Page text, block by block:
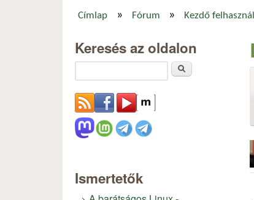
Címlap » Fórum » Kezdő
Keresés az oldalon
Ismertetők